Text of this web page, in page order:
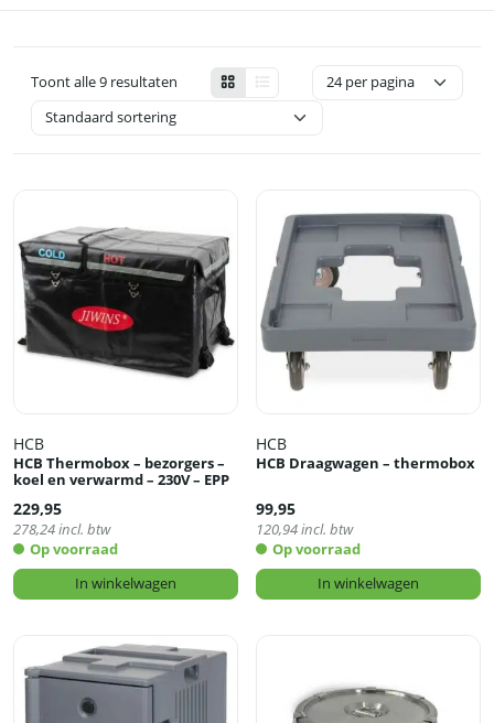
Toont alle 9 resultaten
HCB
HCB Thermobox – bezorgers –
koel en verwarmd – 230V – EPP
229,95
278,24incl. btw
Op voorraad
In winkelwagen
HCB
HCB Draagwagen – thermobox
99,95
120,94incl. btw
Op voorraad
In winkelwagen